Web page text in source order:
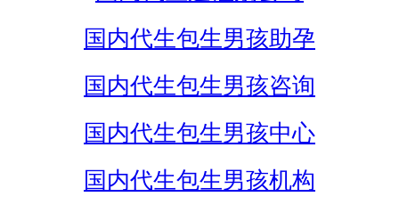
国内代生包生男孩助孕
国内代生包生男孩咨询
国内代生包生男孩中心
国内代生包生男孩机构